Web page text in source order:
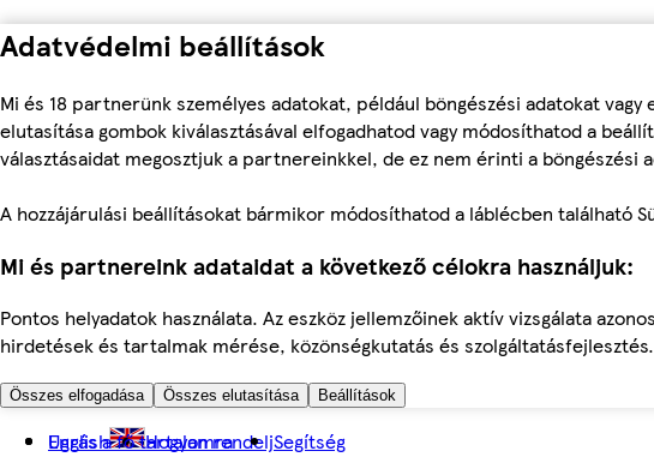
Adatvédelmi beállítások
Mi és 18 partnerünk személyes adatokat, például böngészési adatokat
elutasítása gombok kiválasztásával elfogadhatod vagy módosíthatod a
választásaidat megosztjuk a partnereinkkel, de ez nem érinti a böngészési
A hozzájárulási beállításokat bármikor módosíthatod a láblécben található
Mi és partnereink adataidat a következő célokra használjuk:
Pontos helyadatok használata. Az eszköz jellemzőinek aktív vizsgálata
hirdetések és tartalmak mérése, közönségkutatás és szolgáltatásfejlesztés.
Összes elfogadása Összes elutasítása Beállítások
Ugrás a fő tartalomra
English Hogyan rendeljSegítség